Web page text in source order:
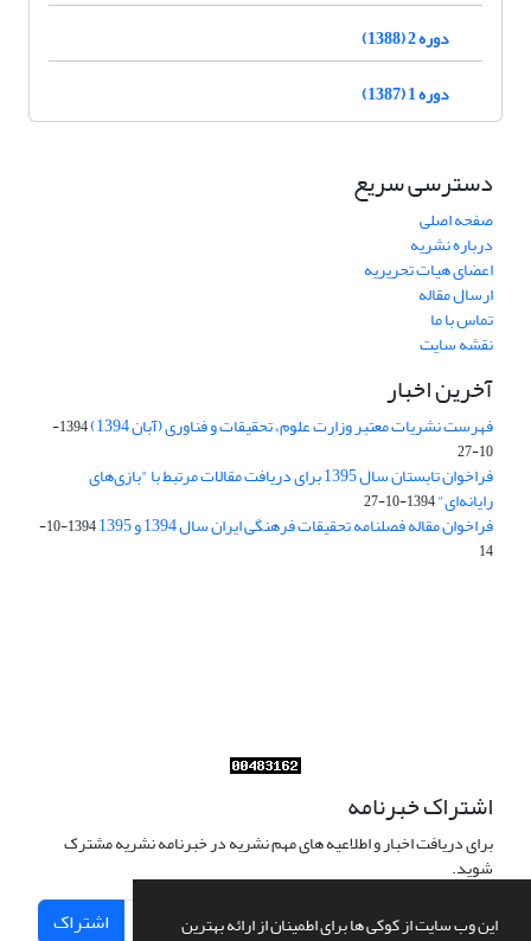
این وب سایت از کوکی ها برای اطمینان از ارائه بهترین
دوره 2 (1388)
دوره 1 (1387)
دسترسی سریع
صفحه اصلی
درباره نشریه
اعضای هیات تحریریه
ارسال مقاله
تماس با ما
نقشه سایت
آخرین اخبار
فهرست نشریات معتبر وزارت علوم، تحقیقات و فناوری (آبان 1394)
1394-
10-27
فراخوان تابستان سال 1395 برای دریافت مقالات مرتبط با "بازی‌های
رایانه‌ای"1394-10-27
فراخوان مقاله فصلنامه تحقیقات فرهنگی ایران سال 1394 و 1395
1394-10-
14
اشتراک خبرنامه
برای دریافت اخبار و اطلاعیه های مهم نشریه در خبرنامه نشریه مشترک
شوید.
اشتراک